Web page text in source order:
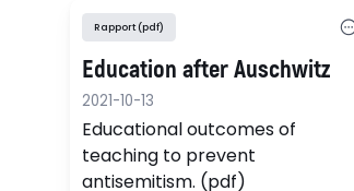
Rapport (pdf)
Education after Auschwitz
2021-10-13
Educational outcomes of
teaching to prevent
antisemitism. (pdf)